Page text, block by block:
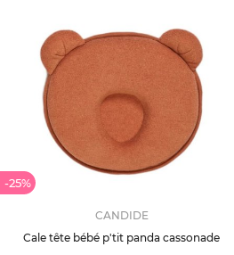
-25%
CANDIDE
Cale tête bébé p'tit panda cassonade